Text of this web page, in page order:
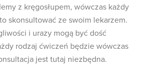
z kręgosłupem, wówczas każdy
skonsultować ze swoim lekarzem.
i urazy mogą być dość
rodzaj ćwiczeń będzie wówczas
jest tutaj niezbędna.